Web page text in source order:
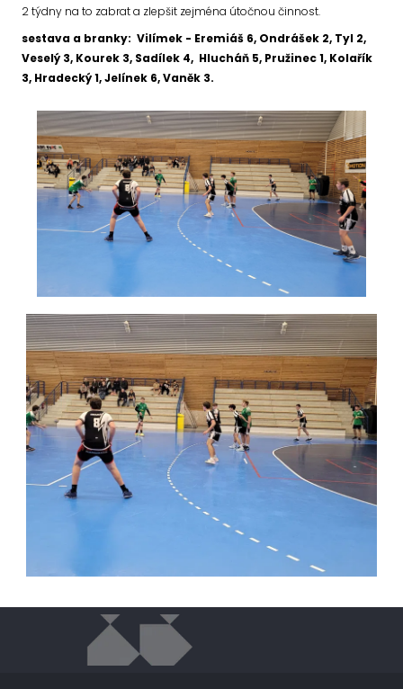
2 týdny na to zabrat a zlepšit zejména útočnou činnost.
sestava a branky: Vilímek - Eremiáš 6, Ondrášek 2, Tyl 2,
Veselý 3, Kourek 3, Sadílek 4, Hlucháň 5, Pružinec 1, Kolařík
3, Hradecký 1, Jelínek 6, Vaněk 3.